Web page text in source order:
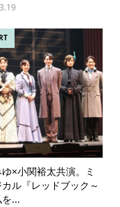
×小関裕太共演。ミ
カル『レッドブック～
...